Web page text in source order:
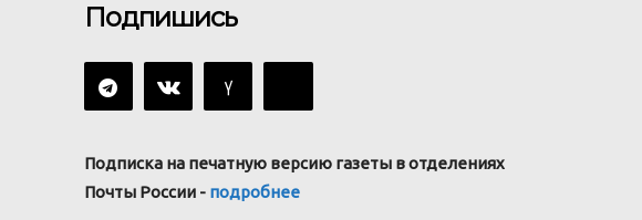
Подпишись
Подписка на печатную версию газеты в отделениях
Почты России - подробнее